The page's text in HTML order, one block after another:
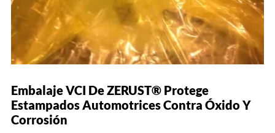
Embalaje VCI De ZERUST® Protege
Estampados Automotrices Contra Óxido Y
Corrosión